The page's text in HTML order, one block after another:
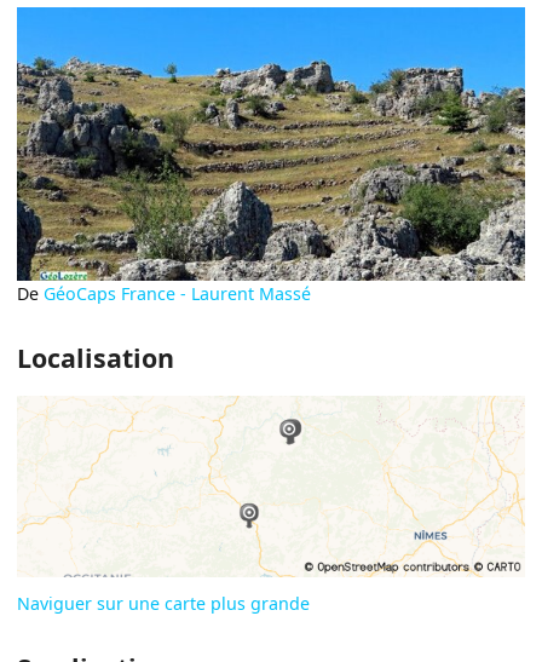
De GéoCaps France - Laurent Massé
Localisation
Naviguer sur une carte plus grande